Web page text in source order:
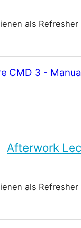
als
Afterwork
als